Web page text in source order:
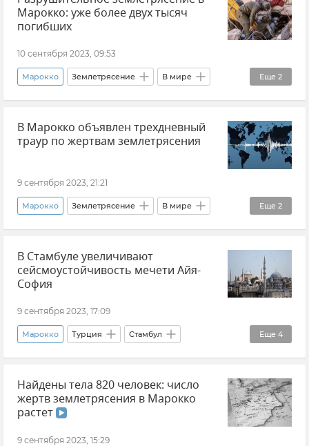
Украина
Безопасность Республики Крым и Севастополя
Марокко: уже более двух тысяч
погибших
10 сентября 2023, 09:53
Еще 2
Марокко Землетрясение В мире
Происшествия Новости
В Марокко объявлен трехдневный
траур по жертвам землетрясения
9 сентября 2023, 21:21
Еще 2
Марокко Землетрясение В мире
Происшествия Новости
В Стамбуле увеличивают
сейсмоустойчивость мечети Айя-
София
9 сентября 2023, 17:09
Еще 4
Марокко Турция Стамбул
Землетрясение Происшествия
Общество Новости
Найдены тела 820 человек: число
жертв землетрясения в Марокко
растет
9 сентября 2023, 15:29